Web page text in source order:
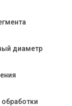
диаметр